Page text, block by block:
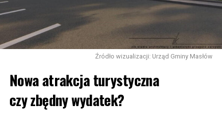
Źródło wizualizacji: Urząd Gminy Masłów
Nowa atrakcja turystyczna
czy zbędny wydatek?